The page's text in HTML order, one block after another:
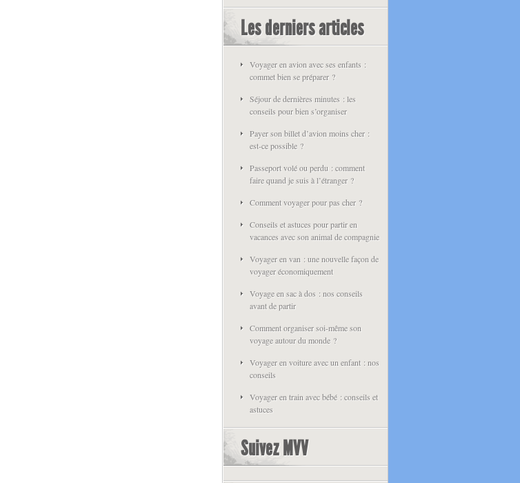
Les derniers articles
Voyager en avion avec ses enfants :
commet bien se préparer ?
Séjour de dernières minutes : les
conseils pour bien s’organiser
Payer son billet d’avion moins cher :
est-ce possible ?
Passeport volé ou perdu : comment
faire quand je suis à l’étranger ?
Comment voyager pour pas cher ?
Conseils et astuces pour partir en
vacances avec son animal de compagnie
Voyager en van : une nouvelle façon de
voyager économiquement
Voyage en sac à dos : nos conseils
avant de partir
Comment organiser soi-même son
voyage autour du monde ?
Voyager en voiture avec un enfant : nos
conseils
Voyager en train avec bébé : conseils et
astuces
Suivez MVV